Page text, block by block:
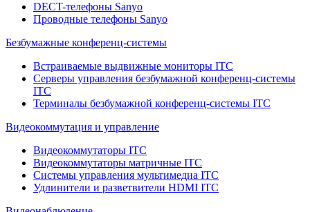
DECT-телефоны Sanyo
Проводные телефоны Sanyo
Безбумажные конференц-системы
Встраиваемые выдвижные мониторы ITC
Серверы управления безбумажной конференц-системы
ITC
Терминалы безбумажной конференц-системы ITC
Видеокоммутация и управление
Видеокоммутаторы ITC
Видеокоммутаторы матричные ITC
Системы управления мультимедиа ITC
Удлинители и разветвители HDMI ITC